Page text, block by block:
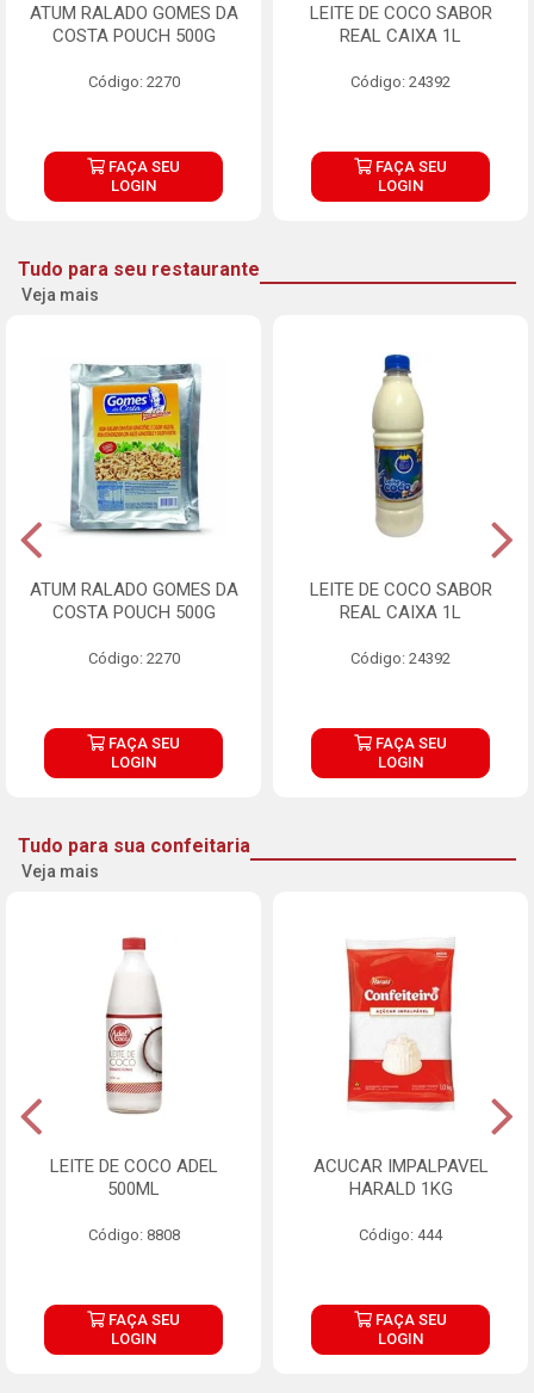
ATUM RALADO GOMES DA
COSTA POUCH 500G
Código: 2270
FAÇA SEU
LOGIN
LEITE DE COCO SABOR
REAL CAIXA 1L
Código: 24392
FAÇA SEU
LOGIN
Tudo para seu restaurante
Veja mais
ATUM RALADO GOMES DA
COSTA POUCH 500G
Código: 2270
FAÇA SEU
LOGIN
LEITE DE COCO SABOR
REAL CAIXA 1L
Código: 24392
FAÇA SEU
LOGIN
Tudo para sua confeitaria
Veja mais
LEITE DE COCO ADEL
500ML
Código: 8808
FAÇA SEU
LOGIN
ACUCAR IMPALPAVEL
HARALD 1KG
Código: 444
FAÇA SEU
LOGIN